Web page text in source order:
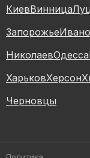
КиевВинница
Запорожье
НиколаевОдесса
ХарьковХерсон
Черновцы